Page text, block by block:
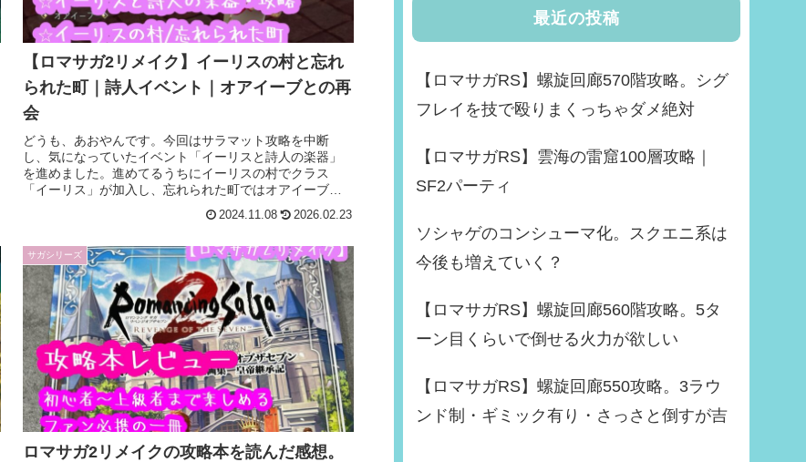
【ロマサガ2リメイク】イーリスの村と忘れ
られた町｜詩人イベント｜オアイーブとの再
会
どうも、あおやんです。今回はサラマット攻略を中断
し、気になっていたイベント「イーリスと詩人の楽器」
を進めました。進めてるうちにイーリスの村でクラス
「イーリス」が加入し、忘れられた町ではオアイーブと
再会。なんか満足度の高いイベントでした。今回...
2024.11.08 2026.02.23
サガシリーズ
ロマサガ2リメイクの攻略本を読んだ感想。
最近の投稿
【ロマサガRS】螺旋回廊570階攻略。シグ
フレイを技で殴りまくっちゃダメ絶対
【ロマサガRS】雲海の雷窟100層攻略｜
SF2パーティ
ソシャゲのコンシューマ化。スクエニ系は
今後も増えていく？
【ロマサガRS】螺旋回廊560階攻略。5タ
ーン目くらいで倒せる火力が欲しい
【ロマサガRS】螺旋回廊550攻略。3ラウ
ンド制・ギミック有り・さっさと倒すが吉